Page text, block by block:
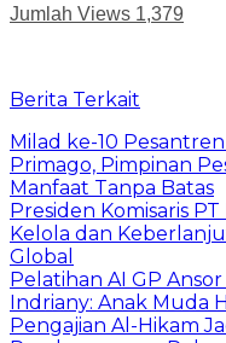
Jumlah Views 1,379
Berita Terkait
Milad ke-10
Primago, Pimpinan
Manfaat Tanpa Batas
Presiden Komisaris
Kelola dan
Global
Pelatihan AI GP
Indriany: Anak Muda
Pengajian Al-Hikam